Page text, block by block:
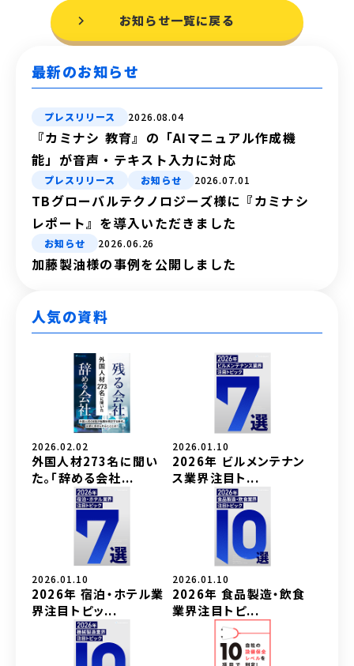
お知らせ一覧に戻る
最新のお知らせ
プレスリリース 2026.08.04
『カミナシ 教育』の「AIマニュアル作成機
能」が音声・テキスト入力に対応
プレスリリース お知らせ 2026.07.01
TBグローバルテクノロジーズ様に『カミナシ
レポート』を導入いただきました
お知らせ 2026.06.26
加藤製油様の事例を公開しました
人気の資料
2026.02.02
外国人材273名に聞い
た。「辞める会社...
2026.01.10
2026年 ビルメンテナン
ス業界注目ト...
2026.01.10
2026年 宿泊・ホテル業
界注目トピッ...
2026.01.10
2026年 食品製造・飲食
業界注目トピ...